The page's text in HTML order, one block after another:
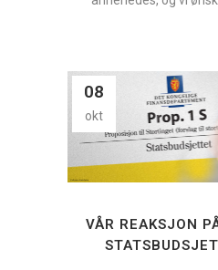
08
okt
VÅR REAKSJON